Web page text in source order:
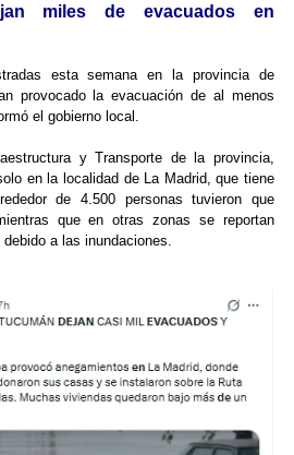
miles de evacuados en
esta semana en la provincia de
provocado la evacuación de al menos
el gobierno local.
y Transporte de la provincia,
en la localidad de La Madrid, que tiene
de 4.500 personas tuvieron que
que en otras zonas se reportan
a las inundaciones.